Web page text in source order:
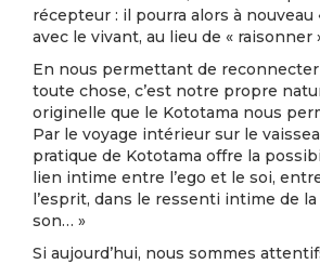
récepteur : il pourra alors à nouveau
avec le vivant, au lieu de « raisonner
En nous permettant de reconnecter
toute chose, c’est notre propre
originelle que le Kototama nous
Par le voyage intérieur sur le
pratique de Kototama offre la
lien intime entre l’ego et le soi,
l’esprit, dans le ressenti intime de
son… »
Si aujourd’hui, nous sommes